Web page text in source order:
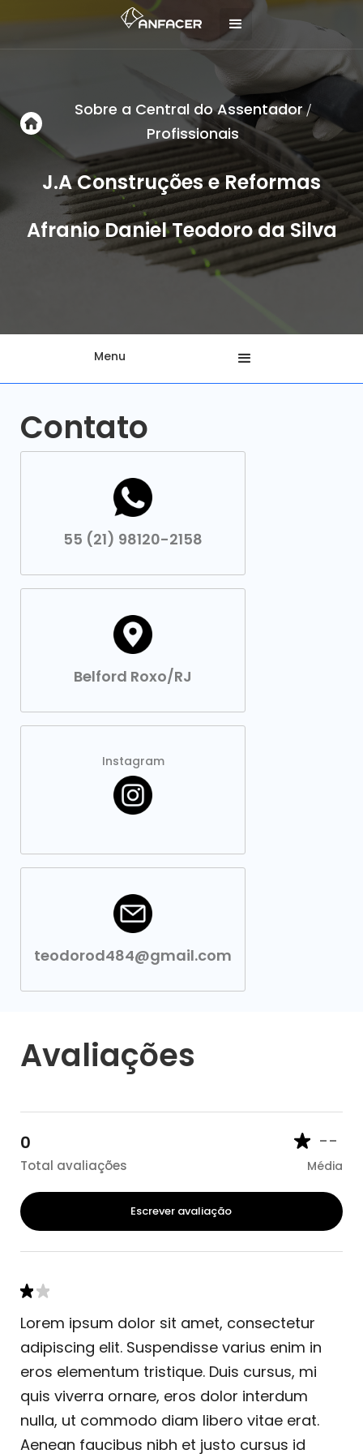
Sobre a Central do Assentador/
Profissionais
J.A Construções e Reformas
Afranio Daniel Teodoro da Silva
Menu
Contato
55 (21) 98120-2158
Belford Roxo/RJ
Instagram
teodorod484@gmail.com
Avaliações
0
Total avaliações
--
Média
Escrever avaliação
Lorem ipsum dolor sit amet, consectetur
adipiscing elit. Suspendisse varius enim in
eros elementum tristique. Duis cursus, mi
quis viverra ornare, eros dolor interdum
nulla, ut commodo diam libero vitae erat.
Aenean faucibus nibh et justo cursus id